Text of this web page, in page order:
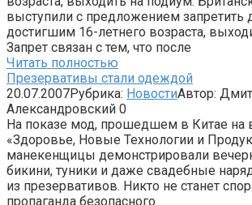
выступили с предложением запретить
достигшим 16-летнего возраста,
Запрет связан с тем, что после
Читать полностью
Презервативы стали одеждой
20.07.2007Рубрика: НовостиАвтор:
Александровский 0
На показе мод, прошедшем в Китае на
«Здоровье, Новые Технологии и
манекенщицы демонстрировали
бикини, туники и даже свадебные
из презервативов. Никто не станет
пропаганда безопасного